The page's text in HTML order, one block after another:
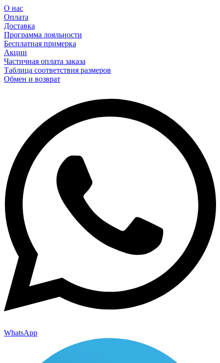
О нас
Оплата
Доставка
Программа лояльности
Бесплатная примерка
Акции
Частичная оплата заказа
Таблица соответствия размеров
Обмен и возврат
WhatsApp